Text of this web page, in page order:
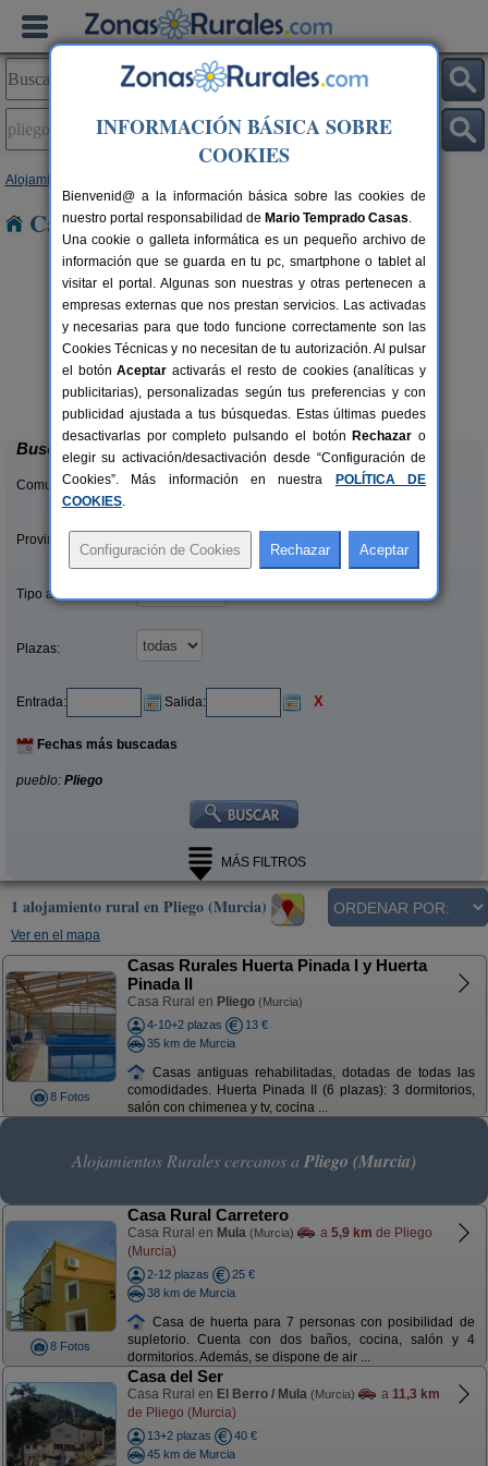
Alojamientos
Casas Rurales en Pliego
8 pers.
desde24 €
Casa Rural Mi Campo
Molina de Segura (Murcia)
Buscar
Comunidades:
Provincias/Islas:
Tipo alquiler:
Plazas:
Entrada: Salida: X
Fechas más buscadas
pueblo: Pliego
MÁS FILTROS
1 alojamiento rural en Pliego (Murcia)
Ver en el mapa
8 Fotos
Casas Rurales Huerta Pinada I y Huerta
Pinada II
Casa Rural en Pliego (Murcia)
4-10+2 plazas
13 €
35 km de Murcia
Casas antiguas rehabilitadas, dotadas de todas las
comodidades. Huerta Pinada II (6 plazas): 3 dormitorios,
salón con chimenea y tv, cocina ...
Alojamientos Rurales cercanos a Pliego (Murcia)
8 Fotos
Casa Rural Carretero
Casa Rural en Mula (Murcia) a 5,9 km de Pliego
(Murcia)
2-12 plazas
25 €
38 km de Murcia
Casa de huerta para 7 personas con posibilidad de
supletorio. Cuenta con dos baños, cocina, salón y 4
dormitorios. Además, se dispone de air ...
Casa del Ser
Casa Rural en El Berro / Mula (Murcia) a 11,3 km
de Pliego (Murcia)
13+2 plazas
40 €
45 km de Murcia
INFORMACIÓN BÁSICA SOBRE
COOKIES
Bienvenid@ a la información básica sobre las cookies de
nuestro portal responsabilidad de Mario Temprado Casas.
Una cookie o galleta informática es un pequeño archivo de
información que se guarda en tu pc, smartphone o tablet al
visitar el portal. Algunas son nuestras y otras pertenecen a
empresas externas que nos prestan servicios. Las activadas
y necesarias para que todo funcione correctamente son las
Cookies Técnicas y no necesitan de tu autorización. Al pulsar
el botónAceptar activarás el resto de cookies (analíticas y
publicitarias), personalizadas según tus preferencias y con
publicidad ajustada a tus búsquedas. Estas últimas puedes
desactivarlas por completo pulsando el botón Rechazar o
elegir su activación/desactivación desde “Configuración de
Cookies”. Más información en nuestra
POLÍTICA DE
COOKIES.